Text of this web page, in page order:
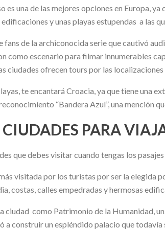
es una de las mejores opciones en Europa,
y unas playas estupendas a las
fans de la archiconocida serie que cautivó
como escenario para filmar innumerables
ciudades ofrecen tours por las
te encantará Croacia, ya que tiene una
“Bandera Azul”, una mención
CIUDADES PARA
que debes visitar cuando tengas los
visitada por los turistas por ser la elegida
costas, calles empedradas y hermosas
ciudad como Patrimonio de la Humanidad,
a construir un espléndido palacio que todavía